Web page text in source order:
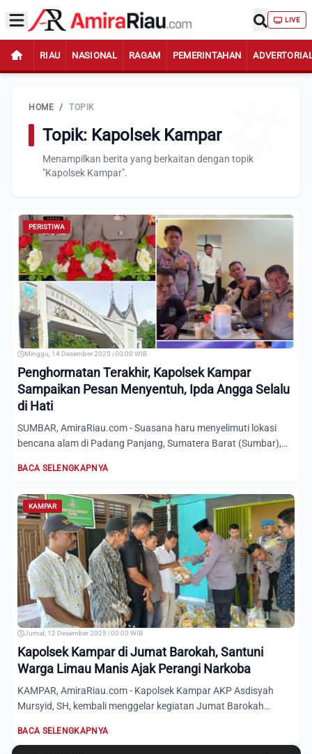
LIVE
RIAU NASIONAL RAGAM PEMERINTAHAN
HOME / TOPIK
Topik: Kapolsek Kampar
Menampilkan berita yang berkaitan dengan topik
"Kapolsek Kampar".
PERISTIWA
Minggu, 14 Desember 2025 | 00:00 WIB
Penghormatan Terakhir, Kapolsek Kampar
Sampaikan Pesan Menyentuh, Ipda Angga Selalu
di Hati
SUMBAR, AmiraRiau.com - Suasana haru menyelimuti lokasi
bencana alam di Padang Panjang, Sumatera Barat (Sumbar),
BACA SELENGKAPNYA
KAMPAR
Jumat, 12 Desember 2025 | 00:00 WIB
Kapolsek Kampar di Jumat Barokah, Santuni
Warga Limau Manis Ajak Perangi Narkoba
KAMPAR, AmiraRiau.com - Kapolsek Kampar AKP Asdisyah
Mursyid, SH, kembali menggelar kegiatan Jumat Barokah
BACA SELENGKAPNYA